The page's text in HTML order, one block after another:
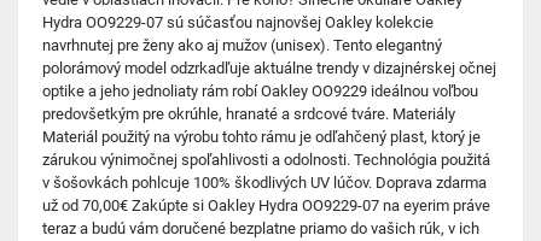
Hydra OO9229-07 sú súčasťou najnovšej Oakley kolekcie
navrhnutej pre ženy ako aj mužov (unisex). Tento elegantný
polorámový model odzrkadľuje aktuálne trendy v dizajnérskej očnej
optike a jeho jednoliaty rám robí Oakley OO9229 ideálnou voľbou
predovšetkým pre okrúhle, hranaté a srdcové tváre. Materiály
Materiál použitý na výrobu tohto rámu je odľahčený plast, ktorý je
zárukou výnimočnej spoľahlivosti a odolnosti. Technológia použitá
v šošovkách pohlcuje 100% škodlivých UV lúčov. Doprava zdarma
už od 70,00€ Zakúpte si Oakley Hydra OO9229-07 na eyerim práve
teraz a budú vám doručené bezplatne priamo do vašich rúk, v ich